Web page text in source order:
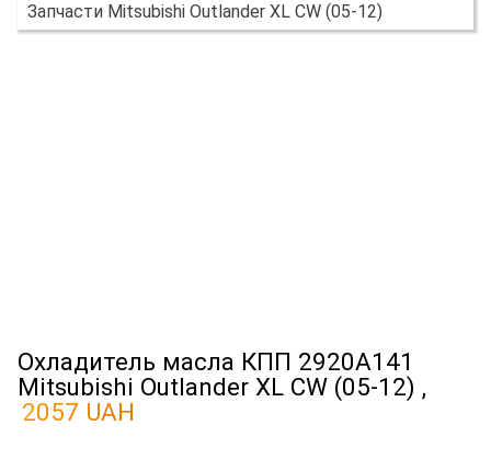
Запчасти Mitsubishi Outlander XL CW (05-12)
Охладитель масла КПП 2920A141
Mitsubishi Outlander XL CW (05-12) ,
2057 UAH